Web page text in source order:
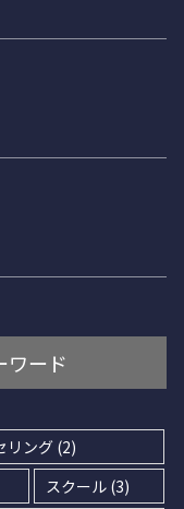
ワード
リング(2)
スクール(3)